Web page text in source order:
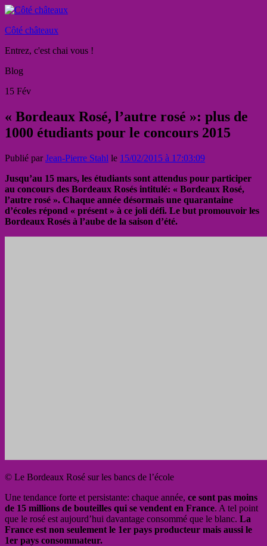
Côté châteaux
Entrez, c'est chai vous !
Blog
15 Fév
« Bordeaux Rosé, l’autre rosé »: plus de
1000 étudiants pour le concours 2015
Publié parJean-Pierre Stahl le 15/02/2015 à 17:03:09
Jusqu’au 15 mars, les étudiants sont attendus pour participer
au concours des Bordeaux Rosés intitulé: « Bordeaux Rosé,
l’autre rosé ». Chaque année désormais une quarantaine
d’écoles répond « présent » à ce joli défi. Le but promouvoir les
Bordeaux Rosés à l’aube de la saison d’été.
© Le Bordeaux Rosé sur les bancs de l’école
Une tendance forte et persistante: chaque année, ce sont pas moins
de 15 millions de bouteilles qui se vendent en France. A tel point
que le rosé est aujourd’hui davantage consommé que le blanc. La
France est non seulement le 1er pays producteur mais aussi le
1er pays consommateur.